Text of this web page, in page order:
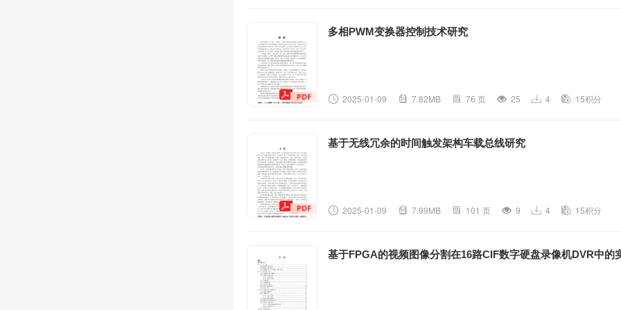
多相PWM变换器控制技术研究
2025-01-09 7.82MB 76 页 25 4 15积分
基于无线冗余的时间触发架构车载总线研究
2025-01-09 7.99MB 101 页 9 4 15积分
基于FPGA的视频图像分割在16路CIF数字硬盘录像机DVR中的